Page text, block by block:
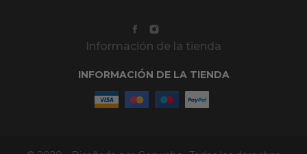
Información de la tienda
INFORMACIÓN DE LA TIENDA